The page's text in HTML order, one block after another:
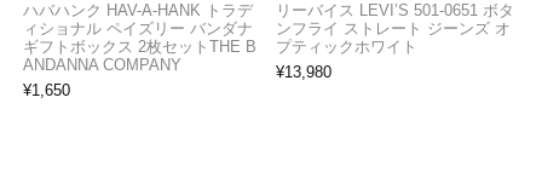
ハバハンク HAV-A-HANK トラデ
ィショナル ペイズリー バンダナ
ギフトボックス 2枚セットTHE B
ANDANNA COMPANY
¥1,650
リーバイス LEVI’S 501-0651 ボタ
ンフライ ストレート ジーンズ オ
プティックホワイト
¥13,980